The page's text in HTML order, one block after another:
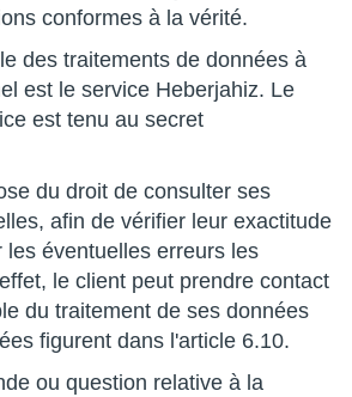
conformes à la vérité.
des traitements de données à
est le service Heberjahiz. Le
est tenu au secret
du droit de consulter ses
afin de vérifier leur exactitude
les éventuelles erreurs les
le client peut prendre contact
du traitement de ses données
figurent dans l'article 6.10.
ou question relative à la